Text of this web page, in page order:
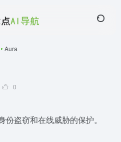
• Aura
0
盗窃和在线威胁的保护。